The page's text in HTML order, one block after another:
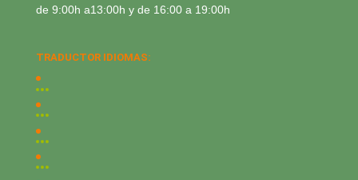
de 9:00h a13:00h y de 16:00 a 19:00h
TRADUCTOR IDIOMAS: